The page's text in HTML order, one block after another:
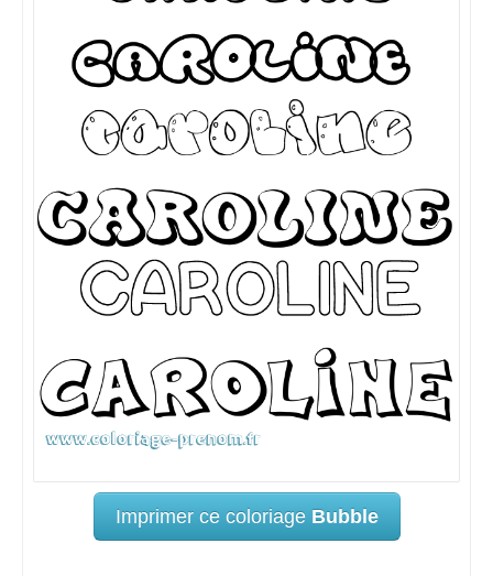
Imprimer ce coloriage Bubble